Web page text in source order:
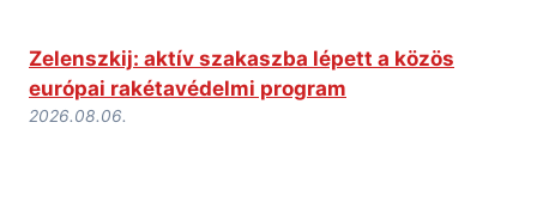
Zelenszkij: aktív szakaszba lépett a közös
európai rakétavédelmi program
2026.08.06.